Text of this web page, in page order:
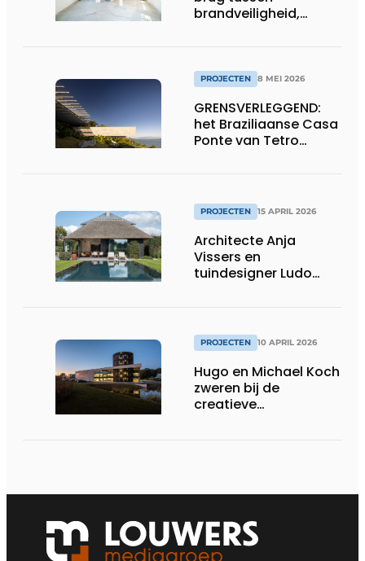
brandveiligheid,
PROJECTEN 8 MEI 2026
GRENSVERLEGGEND:
het Braziliaanse Casa
Ponte van Tetro
PROJECTEN 15 APRIL 2026
Architecte Anja
Vissers en
tuindesigner Ludo
PROJECTEN 10 APRIL 2026
Hugo en Michael Koch
zweren bij de
creatieve